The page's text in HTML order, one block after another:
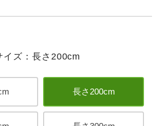
イズ：長さ200cm
長さ200cm